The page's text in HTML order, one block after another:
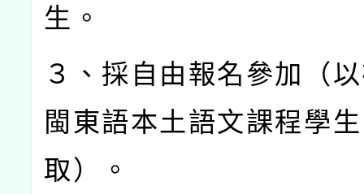
生。
３、採自由報名參加（
閩東語本土語文課程學生
取）。